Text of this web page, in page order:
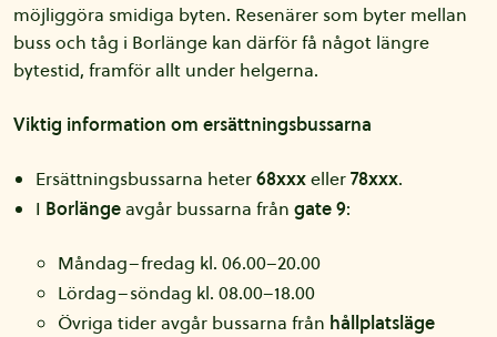
möjliggöra smidiga byten. Resenärer som byter mellan
buss och tåg i Borlänge kan därför få något längre
bytestid, framför allt under helgerna.
Viktig information om ersättningsbussarna
Ersättningsbussarna heter68xxxeller78xxx.
I Borlängeavgår bussarna från gate 9:
Måndag–fredag kl. 06.00–20.00
Lördag–söndag kl. 08.00–18.00
Övriga tider avgår bussarna från hållplatsläge